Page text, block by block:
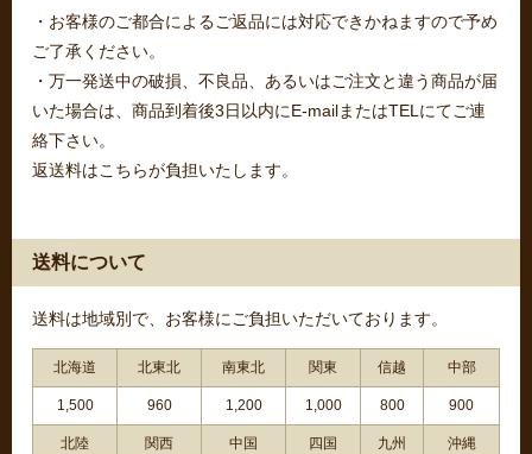
・お客様のご都合によるご返品には対応できかねますので予め
ご了承ください。
・万一発送中の破損、不良品、あるいはご注文と違う商品が届
いた場合は、商品到着後3日以内にE-mailまたはTELにてご連
絡下さい。
返送料はこちらが負担いたします。
送料について
送料は地域別で、お客様にご負担いただいております。
北海道 北東北 南東北 関東 信越 中部
1,500 960 1,200 1,000 800 900
北陸 関西 中国 四国 九州 沖縄